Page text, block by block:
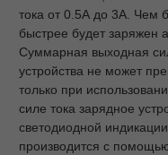
тока от 0.5А до 3А. Чем
быстрее будет заряжен
Суммарная выходная
устройства не может
только при
силе тока зарядное
светодиодной
производится с